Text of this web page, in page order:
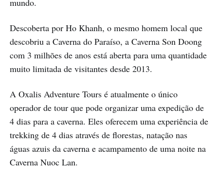
mundo.
Descoberta por Ho Khanh, o mesmo homem local que
descobriu a Caverna do Paraíso, a Caverna Son Doong
com 3 milhões de anos está aberta para uma quantidade
muito limitada de visitantes desde 2013.
A Oxalis Adventure Tours é atualmente o único
operador de tour que pode organizar uma expedição de
4 dias para a caverna. Eles oferecem uma experiência de
trekking de 4 dias através de florestas, natação nas
águas azuis da caverna e acampamento de uma noite na
Caverna Nuoc Lan.